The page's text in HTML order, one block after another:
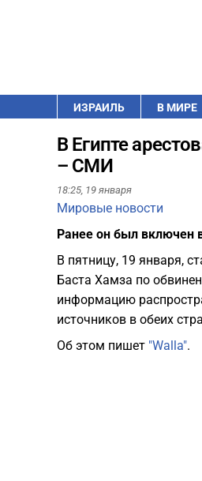
ИЗРАИЛЬ В МИРЕ
В Египте
– СМИ
18:25, 19 января
Мировые новости
Ранее он был включен
В пятницу, 19 января,
Баста Хамза по
информацию
источников в обеих
Об этом пишет "Walla".